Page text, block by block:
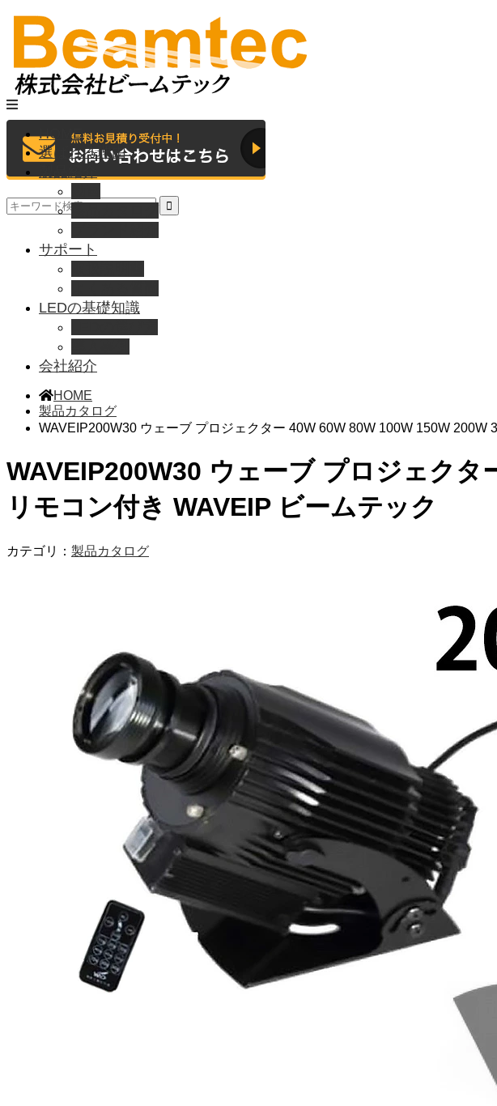
HOME
選ばれる理由
サポート
LEDの基礎知識
会社紹介
HOME
製品カタログ
WAVEIP200W30 ウェーブ プロジェクター 40W 60W 80W 100W 150W 200W
WAVEIP200W30 ウェーブ プロジェク
リモコン付き WAVEIP ビームテック
カテゴリ： 製品カタログ